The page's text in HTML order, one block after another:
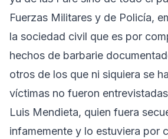
Fuerzas Militares y de Policía,
la sociedad civil que es por
hechos de barbarie
otros de los que ni siquiera se
víctimas no fueron
Luis Mendieta, quien fuera
infamemente y lo estuviera por